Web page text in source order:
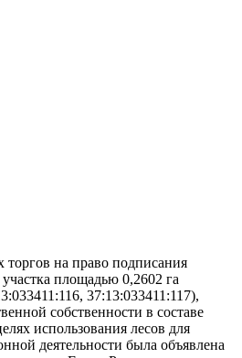
торгов на право подписания
площадью 0,2602 га
37:13:033411:117),
собственности в составе
использования лесов для
деятельности была объявлена